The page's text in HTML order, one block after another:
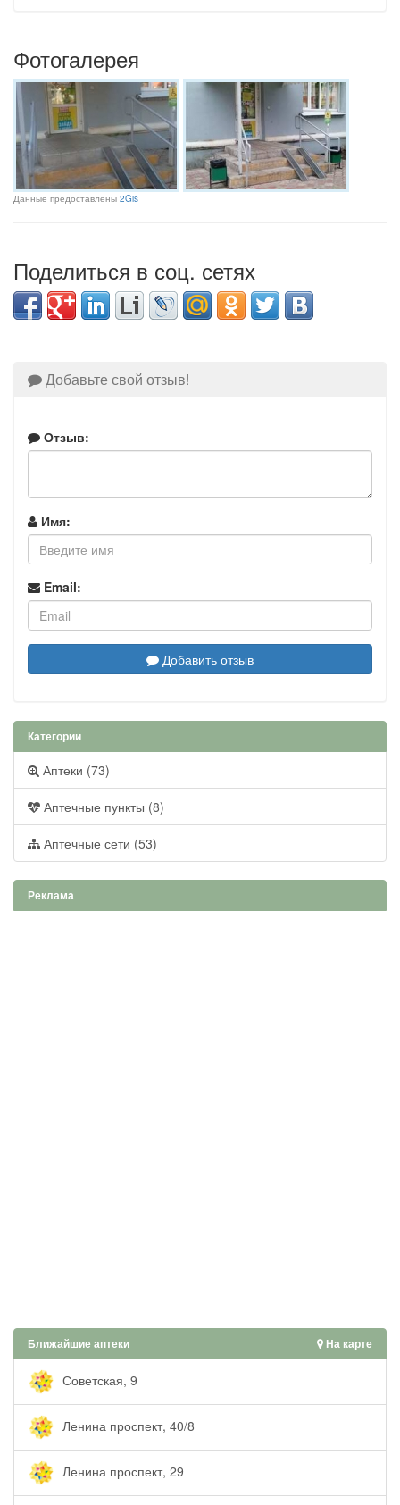
Фотогалерея
Данные предоставлены 2Gis
Поделиться в соц. сетях
Добавьте свой отзыв!
Отзыв:
Имя:
Email:
Добавить отзыв
Категории
Аптеки (73)
Аптечные пункты (8)
Аптечные сети (53)
Реклама
Ближайшие аптеки На карте
Советская, 9
Ленина проспект, 40/8
Ленина проспект, 29